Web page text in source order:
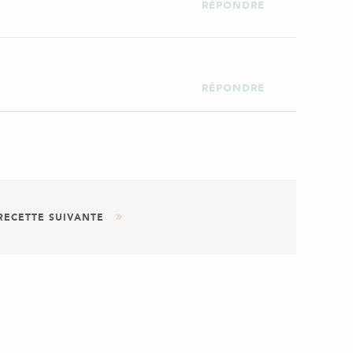
RÉPONDRE
RÉPONDRE
SUIVANTE